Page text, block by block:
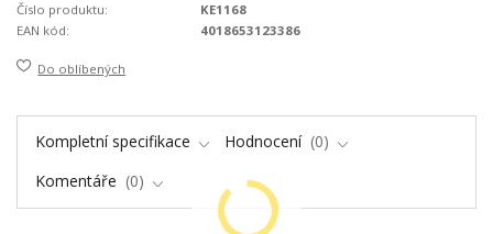
Číslo produktu:
KE1168
EAN kód:
4018653123386
Do oblíbených
Kompletní specifikace Hodnocení
0
Komentáře
0